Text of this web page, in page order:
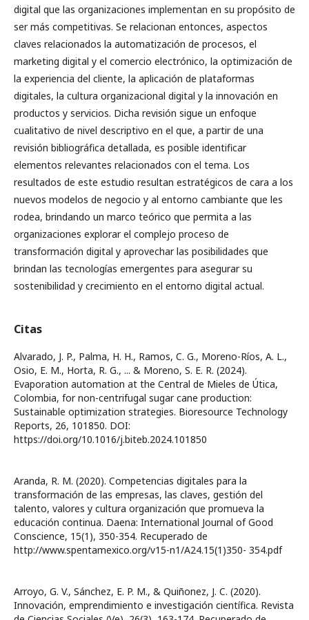
digital que las organizaciones implementan en su propósito de
ser más competitivas. Se relacionan entonces, aspectos
claves relacionados la automatización de procesos, el
marketing digital y el comercio electrónico, la optimización de
la experiencia del cliente, la aplicación de plataformas
digitales, la cultura organizacional digital y la innovación en
productos y servicios. Dicha revisión sigue un enfoque
cualitativo de nivel descriptivo en el que, a partir de una
revisión bibliográfica detallada, es posible identificar
elementos relevantes relacionados con el tema. Los
resultados de este estudio resultan estratégicos de cara a los
nuevos modelos de negocio y al entorno cambiante que les
rodea, brindando un marco teórico que permita a las
organizaciones explorar el complejo proceso de
transformación digital y aprovechar las posibilidades que
brindan las tecnologías emergentes para asegurar su
sostenibilidad y crecimiento en el entorno digital actual.
Citas
Alvarado, J. P., Palma, H. H., Ramos, C. G., Moreno-Ríos, A. L.,
Osio, E. M., Horta, R. G., ... & Moreno, S. E. R. (2024).
Evaporation automation at the Central de Mieles de Útica,
Colombia, for non-centrifugal sugar cane production:
Sustainable optimization strategies. Bioresource Technology
Reports, 26, 101850. DOI:
https://doi.org/10.1016/j.biteb.2024.101850
Aranda, R. M. (2020). Competencias digitales para la
transformación de las empresas, las claves, gestión del
talento, valores y cultura organización que promueva la
educación continua. Daena: International Journal of Good
Conscience, 15(1), 350-354. Recuperado de
http://www.spentamexico.org/v15-n1/A24.15(1)350- 354.pdf
Arroyo, G. V., Sánchez, E. P. M., & Quiñonez, J. C. (2020).
Innovación, emprendimiento e investigación científica. Revista